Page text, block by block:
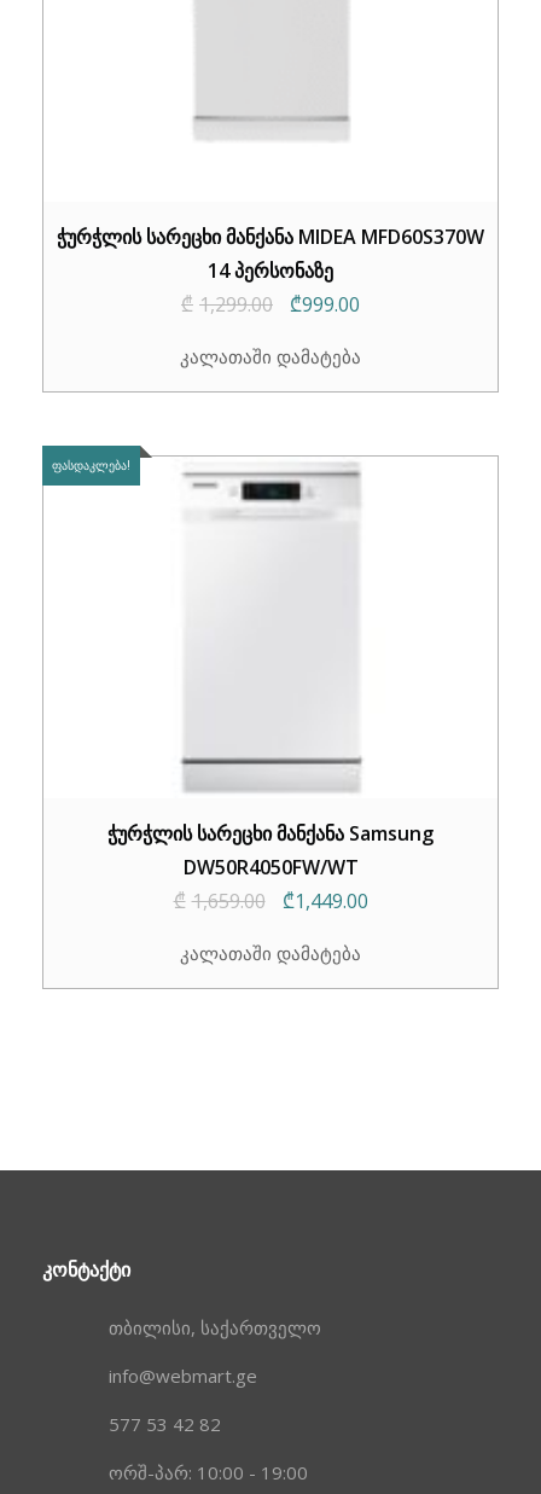
ჭურჭლის სარეცხი მანქანა MIDEA MFD60S370W
14 პერსონაზე
₾ 1,299.00
Original
was:
₾999.00
is:
კალათაში დამატება
ᲤᲐᲡᲓᲐᲙᲚᲔᲑᲐ!
ჭურჭლის სარეცხი მანქანა Samsung
DW50R4050FW/WT
₾ 1,659.00
Original
was:
₾1,449.00Current
კალათაში დამატება
ᲙᲝᲜᲢᲐᲥᲢᲘ
თბილისი, საქართველო
info@webmart.ge
577 53 42 82
ორშ-პარ: 10:00 - 19:00